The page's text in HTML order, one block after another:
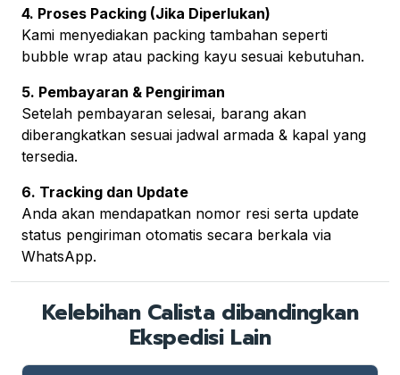
4. Proses Packing (Jika Diperlukan)
Kami menyediakan packing tambahan seperti
bubble wrap atau packing kayu sesuai kebutuhan.
5. Pembayaran & Pengiriman
Setelah pembayaran selesai, barang akan
diberangkatkan sesuai jadwal armada & kapal yang
tersedia.
6. Tracking dan Update
Anda akan mendapatkan nomor resi serta update
status pengiriman otomatis secara berkala via
WhatsApp.
Kelebihan Calista dibandingkan
Ekspedisi Lain